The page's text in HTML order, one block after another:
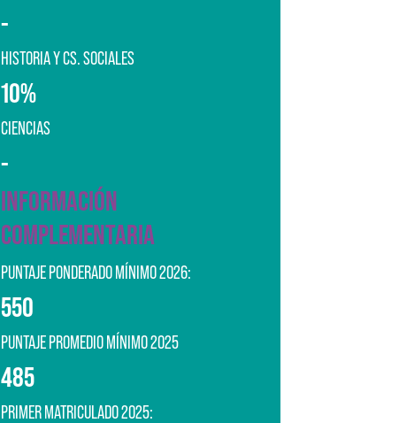
-
HISTORIA Y CS. SOCIALES
10%
CIENCIAS
-
INFORMACIÓN
COMPLEMENTARIA
PUNTAJE PONDERADO MÍNIMO 2026:
550
PUNTAJE PROMEDIO MÍNIMO 2025
485
PRIMER MATRICULADO 2025: